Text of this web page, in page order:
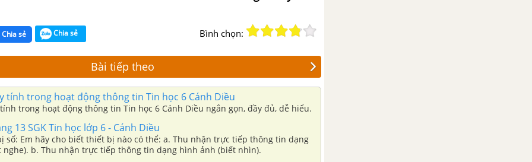
Chia sẻ Chia sẻ Bình chọn:
Bài tiếp theo
tính trong hoạt động thông tin Tin học 6 Cánh Diều
trong hoạt động thông tin Tin học 6 Cánh Diều ngắn gọn, đầy đủ, dễ hiểu.
13 SGK Tin học lớp 6 - Cánh Diều
số: Em hãy cho biết thiết bị nào có thể: a. Thu nhận trực tiếp thông tin dạng
nghe). b. Thu nhận trực tiếp thông tin dạng hình ảnh (biết nhìn).